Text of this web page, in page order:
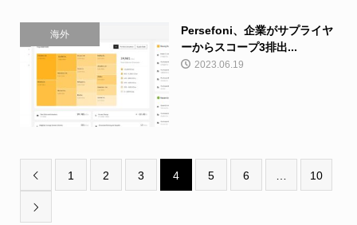
海外
Persefoni、企業がサプライヤ
ーからスコープ3排出...
2023.06.19
 1 2 3 4 5 6 10
